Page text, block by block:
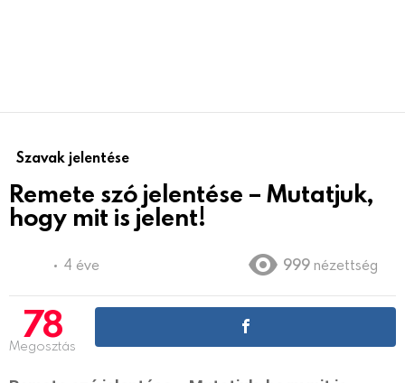
Szavak jelentése
Remete szó jelentése – Mutatjuk,
hogy mit is jelent!
4 éve 999 nézettség
78
Megosztás